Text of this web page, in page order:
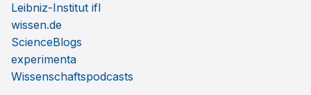
Leibniz-Institut ifl
wissen.de
ScienceBlogs
experimenta
Wissenschaftspodcasts